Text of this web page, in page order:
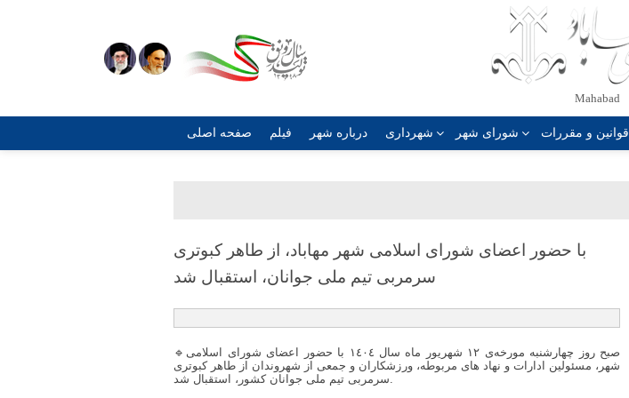
Mahabad
صفحه اصلی فیلم درباره شهر شهرداری شورای شهر قوانین و مقررات
با حضور اعضای شورای اسلامی شهر مهاباد، از طاهر كبوتری
سرمربی تیم ملی جوانان، استقبال شد
🔹صبح روز چهارشنبه مورخەی ١٢ شهریور ماه سال ١٤٠٤ با حضور اعضای شورای اسلامی
شهر، مسئولین ادارات و نهاد های مربوطه، ورزشکاران و جمعی از شهروندان از طاهر کبوتری
سرمربی تیم ملی جوانان کشور، استقبال شد.